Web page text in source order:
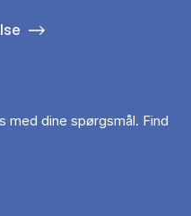
med dine spørgsmål. Find